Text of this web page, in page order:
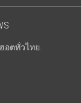
อตทั่วไทย.